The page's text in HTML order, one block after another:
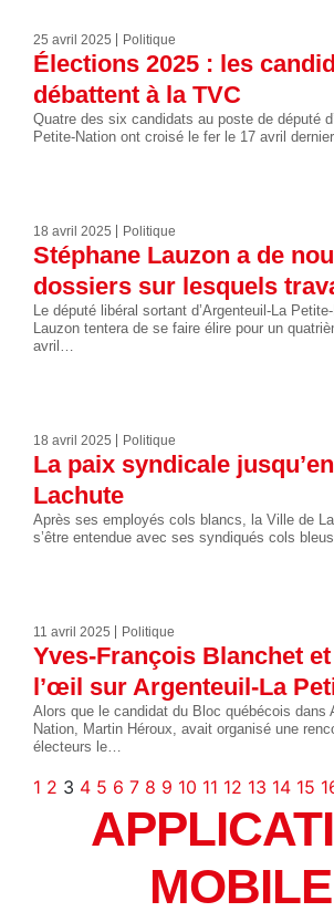
25 avril 2025 Politique
Élections 2025 : les
débattent à la TVC
Quatre des six candidats au poste de député
Petite-Nation ont croisé le fer le 17 avril dernier
18 avril 2025 Politique
Stéphane Lauzon a de
dossiers sur lesquels
Le député libéral sortant d’Argenteuil-La
Lauzon tentera de se faire élire pour un
avril…
18 avril 2025 Politique
La paix syndicale
Lachute
Après ses employés cols blancs, la Ville de
s’être entendue avec ses syndiqués cols
11 avril 2025 Politique
Yves-François Blanchet
l’œil sur Argenteuil-La
Alors que le candidat du Bloc québécois dans
Nation, Martin Héroux, avait organisé une
électeurs le…
1 2 3 4 5 6 7 8 9 10 11 12 13 14 15